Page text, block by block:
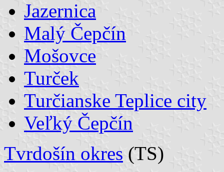
Jazernica
Malý Čepčín
Mošovce
Turček
Turčianske Teplice city
Veľký Čepčín
Tvrdošín okres (TS)